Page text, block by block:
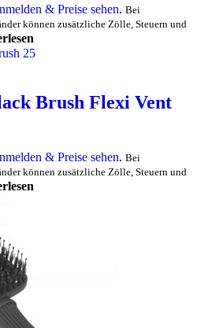
& Preise sehen. Bei
können zusätzliche Zölle, Steuern und
Brush Flexi Vent
& Preise sehen. Bei
können zusätzliche Zölle, Steuern und